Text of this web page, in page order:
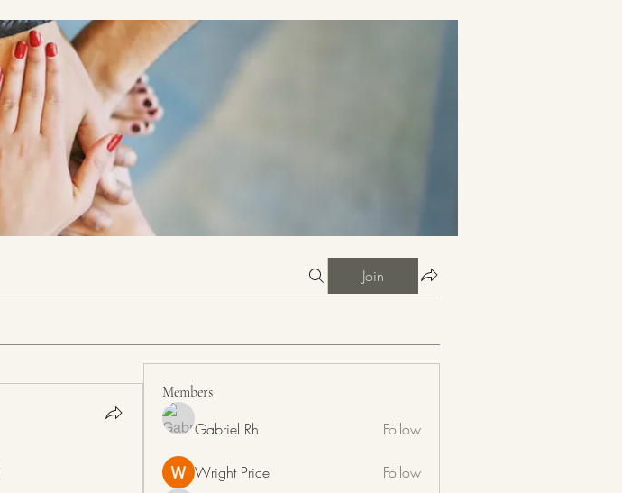
Join
Members
Gabriel Rh Follow
Wright Price Follow